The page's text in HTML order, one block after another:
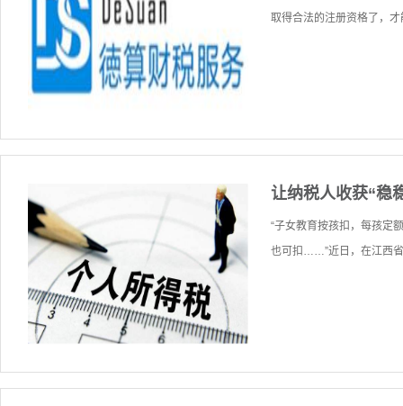
取得合法的注册资格了，
让纳税人收获“稳
“子女教育按孩扣，每孩定
也可扣……”近日，在江西